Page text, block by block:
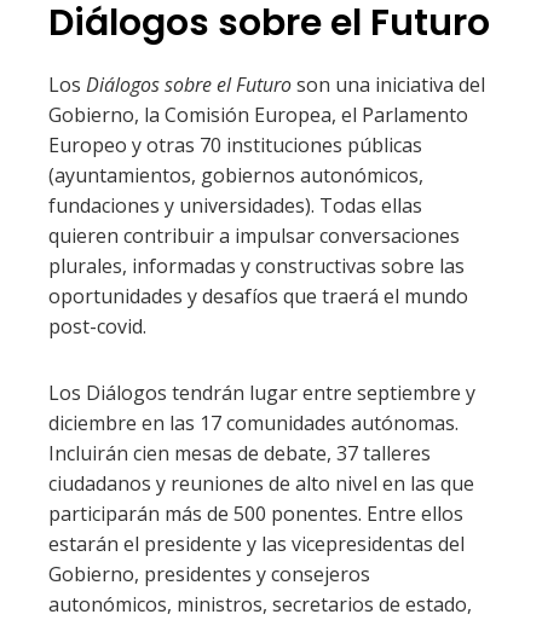
Diálogos sobre el Futuro
Los Diálogos sobre el Futuroson una iniciativa del
Gobierno, la Comisión Europea, el Parlamento
Europeo y otras 70 instituciones públicas
(ayuntamientos, gobiernos autonómicos,
fundaciones y universidades). Todas ellas
quieren contribuir a impulsar conversaciones
plurales, informadas y constructivas sobre las
oportunidades y desafíos que traerá el mundo
post-covid.
Los Diálogos tendrán lugar entre septiembre y
diciembre en las 17 comunidades autónomas.
Incluirán cien mesas de debate, 37 talleres
ciudadanos y reuniones de alto nivel en las que
participarán más de 500 ponentes. Entre ellos
estarán el presidente y las vicepresidentas del
Gobierno, presidentes y consejeros
autonómicos, ministros, secretarios de estado,